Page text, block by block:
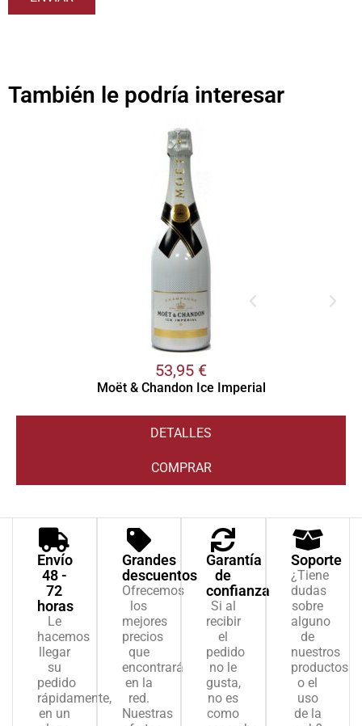
También le podría interesar
53,95 €
Moët & Chandon Ice Imperial
DETALLES
COMPRAR
Envío
48 -
72
horas
Le
hacemos
llegar
su
pedido
rápidamente,
en un
Grandes
descuentos
Ofrecemos
los
mejores
precios
que
encontrará
en la
red.
Nuestras
Garantía
de
confianza
Si al
recibir
el
pedido
no le
gusta,
no es
como
Soporte
¿Tiene
dudas
sobre
alguno
de
nuestros
productos
o el
uso
de la